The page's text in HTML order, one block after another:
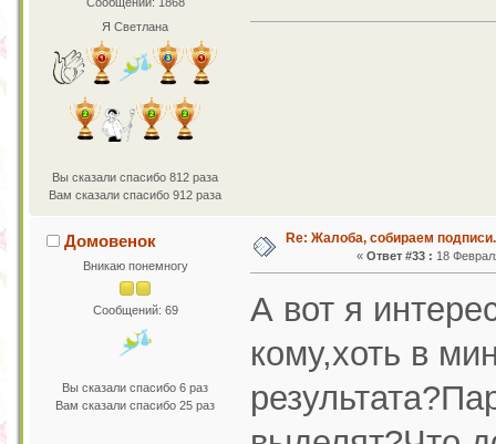
Я Светлана
Вы сказали спасибо 812 раза
Вам сказали спасибо 912 раза
Домовенок
Вникаю понемногу
Сообщений: 69
Вы сказали спасибо 6 раз
Вам сказали спасибо 25 раз
Re: Жалоба, собираем подписи.
« Ответ #33 : 18
А вот я
кому,хоть в